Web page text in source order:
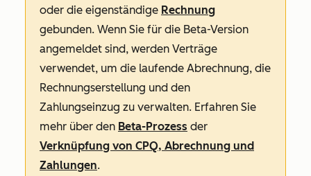
oder die eigenständige Rechnung
gebunden. Wenn Sie für die Beta-Version
angemeldet sind, werden Verträge
verwendet, um die laufende Abrechnung, die
Rechnungserstellung und den
Zahlungseinzug zu verwalten. Erfahren Sie
mehr über den Beta-Prozess der
Verknüpfung von CPQ, Abrechnung und
Zahlungen.